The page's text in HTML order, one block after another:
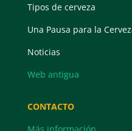
Tipos de cerveza
Una Pausa para la
Noticias
Web antigua
CONTACTO